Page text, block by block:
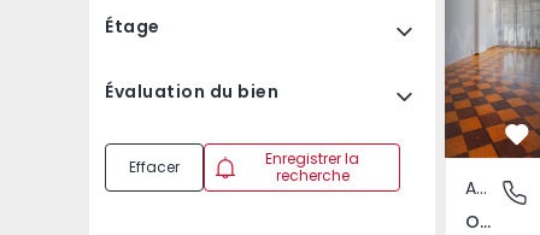
Étage
Évaluation du bien
Effacer
Enregistrer la
recherche
Olivais,
Appartement
Olivais, Lisboa